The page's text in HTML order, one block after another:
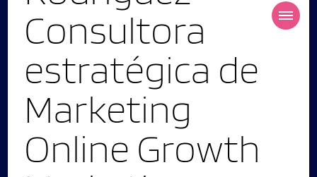
Consultora
estratégica de
Marketing
Online Growth